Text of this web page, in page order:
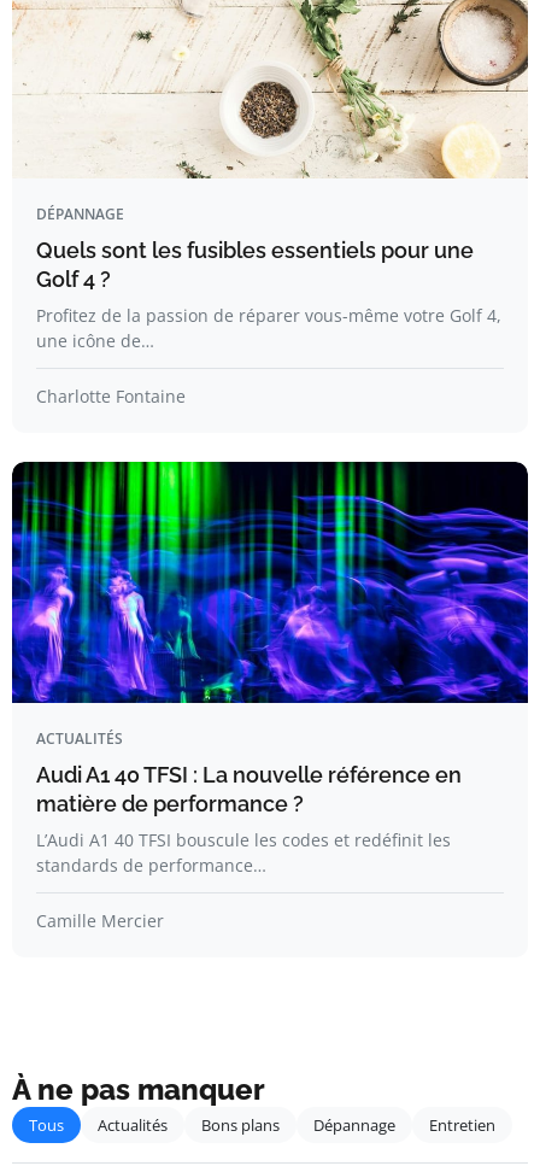
DÉPANNAGE
Quels sont les fusibles essentiels pour une
Golf 4 ?
Profitez de la passion de réparer vous-même votre Golf 4,
une icône de…
Charlotte Fontaine
ACTUALITÉS
Audi A1 40 TFSI : La nouvelle référence en
matière de performance ?
L’Audi A1 40 TFSI bouscule les codes et redéfinit les
standards de performance…
Camille Mercier
À ne pas manquer
Tous Actualités Bons plans Dépannage Entretien